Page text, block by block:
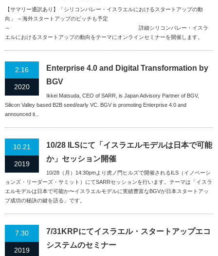
【サマリー通訳あり】「シリコンバレー・イスラエルにおけるスタートアップの動
向」 ～海外スタートアップのピッチも予定
～ 詳細シリコンバレー・イスラ
エルにおけるスタートアップの動向をテーマにオンラインセミナーを開催します。
2.16
2020
Enterprise 4.0 and Digital Transformation by
BGV
Ikkei Matsuda, CEO of SARR, is Japan Advisory Partner of BGV,
Silicon Valley based B2B seed/early VC. BGV is promoting Enterprise 4.0 and
announced it...
10.21
2019
10/28 ILSにて「イスラエルモデルは日本で可能
か」セッション開催
10/28（月）14:30pmより虎ノ門ヒルズで開催されるILS（イノベーシ
ョンズ・リーダーズ・サミット）にてSARRセッションを行います。テーマは「イスラ
エルモデルは日本で可能か〜イスラエルモデルに実績豊富なBGVが日本スタートアッ
プ成功の秘訣の鍵を語る」です。
7.30
2019
7/31KRPにてイスラエル・スタートアップエコ
システムのセミナー